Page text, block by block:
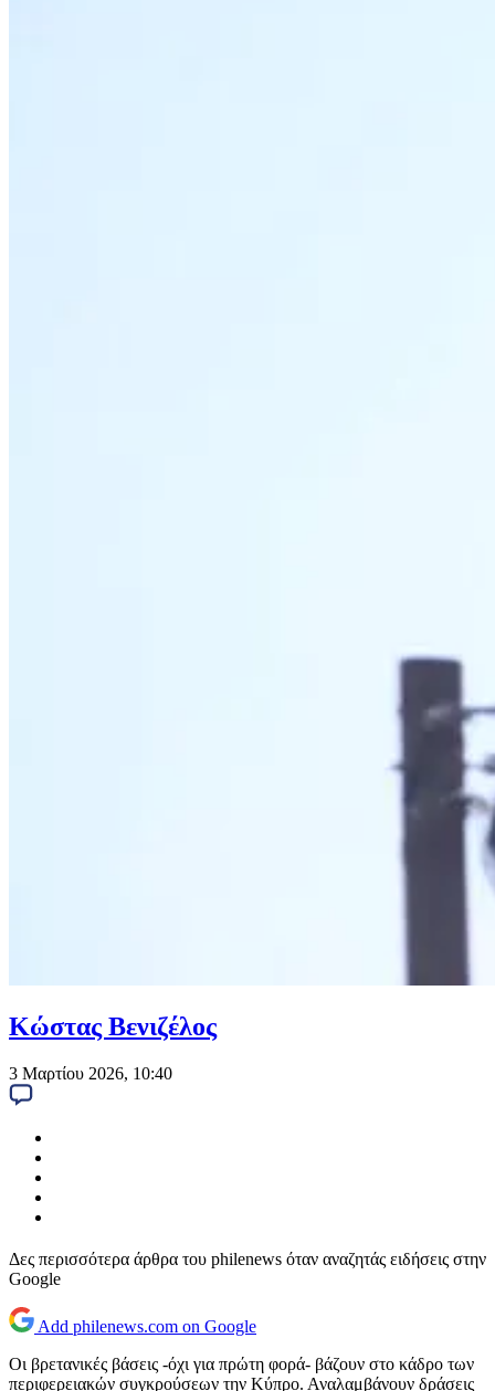
Κώστας Βενιζέλος
3 Μαρτίου 2026, 10:40
Δες περισσότερα άρθρα του philenews όταν αναζητάς ειδήσεις στην
Google
Add philenews.com on Google
Οι βρετανικές βάσεις -όχι για πρώτη φορά- βάζουν στο κάδρο των
περιφερειακών συγκρούσεων την Κύπρο. Αναλαμβάνουν δράσεις